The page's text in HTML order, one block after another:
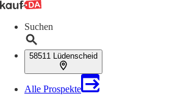
Suchen
58511 Lüdenscheid
Alle Prospekte